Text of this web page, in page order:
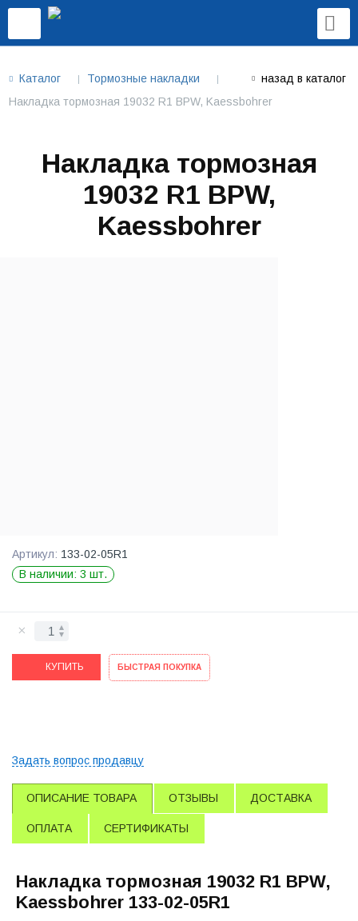
Каталог
Тормозные накладки
Накладка тормозная 19032 R1 BPW, Kaessbohrer
назад в каталог
Накладка тормозная
19032 R1 BPW,
Kaessbohrer
Артикул: 133-02-05R1
В наличии: 3 шт.
КУПИТЬ БЫСТРАЯ ПОКУПКА
Задать вопрос продавцу
ОПИСАНИЕ ТОВАРА ОТЗЫВЫ ДОСТАВКА
ОПЛАТА СЕРТИФИКАТЫ
Накладка тормозная 19032 R1 BPW,
Kaessbohrer 133-02-05R1